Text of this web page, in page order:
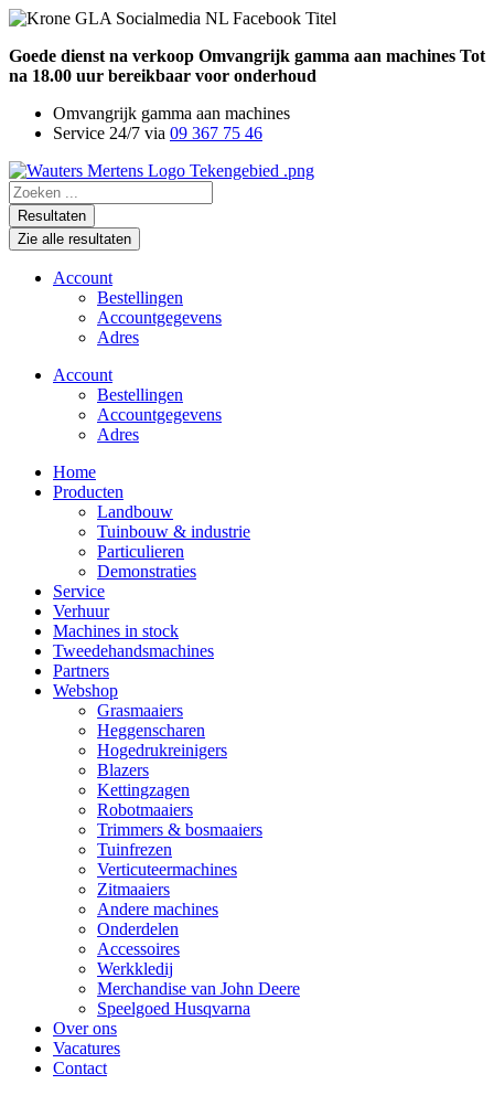
Ga
de
inhoud
Goede dienst na verkoop Omvangrijk gamma aan machines Tot
na 18.00 uur bereikbaar voor onderhoud
Omvangrijk gamma aan machines
Service 24/7 via 09 367 75 46
Search
...Resultaten
Zie alle resultaten
Account
Bestellingen
Accountgegevens
Adres
Account
Bestellingen
Accountgegevens
Adres
Home
Producten
Landbouw
Tuinbouw & industrie
Particulieren
Demonstraties
Service
Verhuur
Machines in stock
Tweedehandsmachines
Partners
Webshop
Grasmaaiers
Heggenscharen
Hogedrukreinigers
Blazers
Kettingzagen
Robotmaaiers
Trimmers & bosmaaiers
Tuinfrezen
Verticuteermachines
Zitmaaiers
Andere machines
Onderdelen
Accessoires
Werkkledij
Merchandise van John Deere
Speelgoed Husqvarna
Over ons
Vacatures
Contact